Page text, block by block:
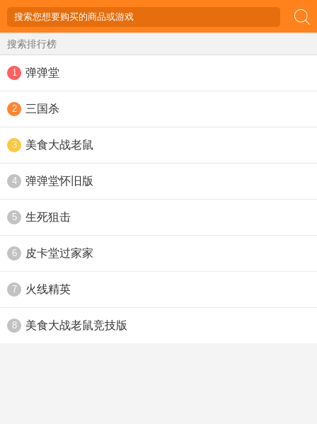
搜索排行榜
1 弹弹堂
2 三国杀
3 美食大战老鼠
4 弹弹堂怀旧版
5 生死狙击
6 皮卡堂过家家
7 火线精英
8 美食大战老鼠竞技版